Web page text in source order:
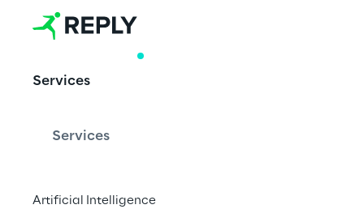
Services
Services
Artificial Intelligence
Sovereign
le proprie strategie